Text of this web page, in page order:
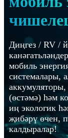
Диңгез / RV /
мобиль
системалары,
(өстәмә) һәм
иң экологик
җибәрү өчен,
калдыралар!